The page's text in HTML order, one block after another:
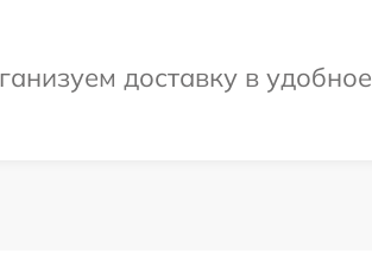
доставку в удобное